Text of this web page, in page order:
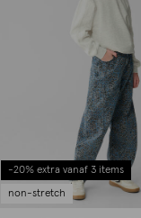
-20% extra vanaf 3 items
non-stretch